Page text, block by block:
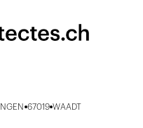
67019 WAADT